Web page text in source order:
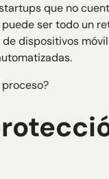
que no
ser todo un
dispositivos